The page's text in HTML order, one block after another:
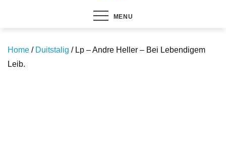
MENU
Home / Duitstalig / Lp – Andre Heller – Bei Lebendigem
Leib.